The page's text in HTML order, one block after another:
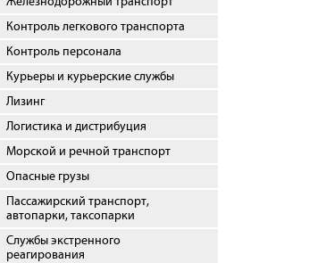
Контроль легкового транспорта
Контроль персонала
Курьеры и курьерские службы
Лизинг
Логистика и дистрибуция
Морской и речной транспорт
Опасные грузы
Пассажирский транспорт,
автопарки, таксопарки
Службы экстренного
реагирования